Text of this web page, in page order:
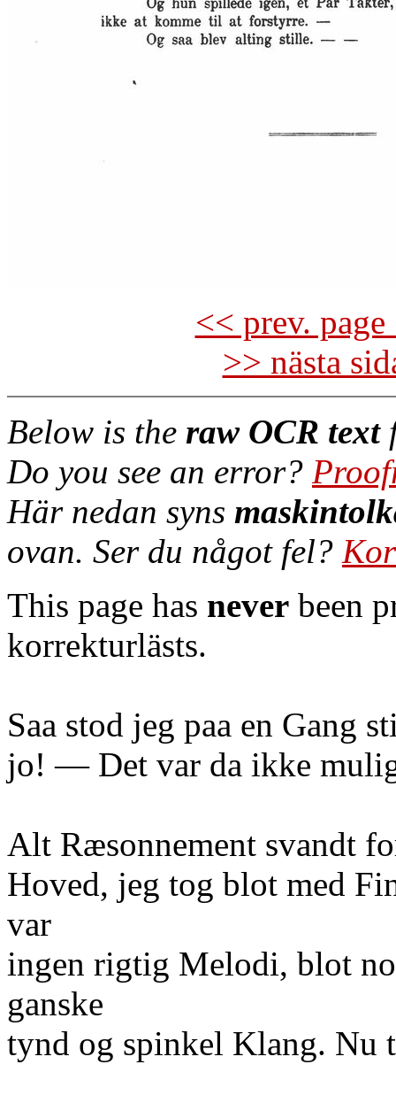
<< prev.
>> nästa
Below is the raw OCR text
Do you see an error?
Här nedan syns
ovan. Ser du något fel?
This page has never been
korrekturlästs.
Saa stod jeg paa en Gang
jo! — Det var da ikke
Alt Ræsonnement svandt
Hoved, jeg tog blot med
var
ingen rigtig Melodi, blot
ganske
tynd og spinkel Klang. Nu